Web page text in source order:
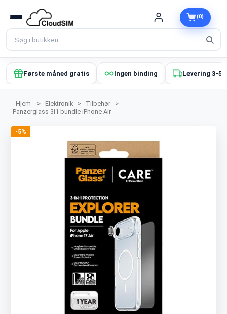
(0)
Første måned gratis Ingen binding Levering 3-5
Hjem > Elektronik > Tilbehør
>
Panzerglass 3i1 bundle iPhone Air
-5%